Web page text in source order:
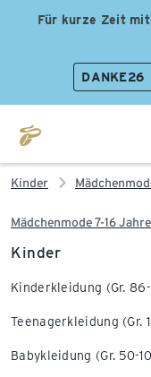
Für kurze Zeit
DANKE26
Kinder
Mädchenmode 7-16
Kinder
Kinderkleidung (Gr.
Teenagerkleidung (Gr.
Babykleidung (Gr. 50-